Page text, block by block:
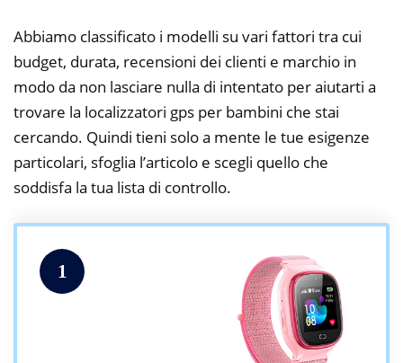
Abbiamo classificato i modelli su vari fattori tra cui
budget, durata, recensioni dei clienti e marchio in
modo da non lasciare nulla di intentato per aiutarti a
trovare la localizzatori gps per bambini che stai
cercando. Quindi tieni solo a mente le tue esigenze
particolari, sfoglia l’articolo e scegli quello che
soddisfa la tua lista di controllo.
1